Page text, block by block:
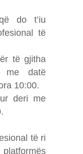
do t’iu
të
të gjitha
me datë
10:00.
deri me
të ri